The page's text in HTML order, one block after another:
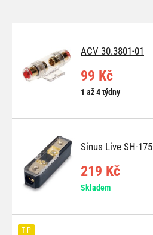
ACV 30.3801-01
99 Kč
1 až 4 týdny
Sinus Live SH-175
219 Kč
Skladem
TIP